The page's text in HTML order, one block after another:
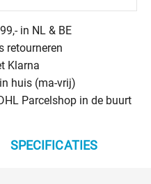
in NL & BE
retourneren
Klarna
huis (ma-vrij)
Parcelshop in de buurt
SPECIFICATIES